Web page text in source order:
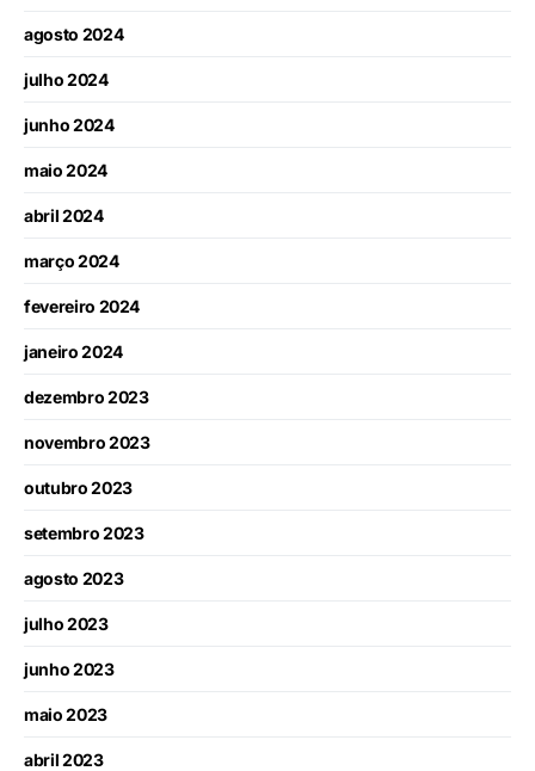
agosto 2024
julho 2024
junho 2024
maio 2024
abril 2024
março 2024
fevereiro 2024
janeiro 2024
dezembro 2023
novembro 2023
outubro 2023
setembro 2023
agosto 2023
julho 2023
junho 2023
maio 2023
abril 2023